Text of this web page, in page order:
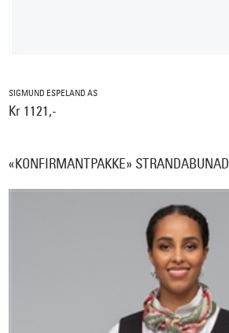
SIGMUND ESPELAND AS
Kr 1121,-
«KONFIRMANTPAKKE» STRANDABUNAD